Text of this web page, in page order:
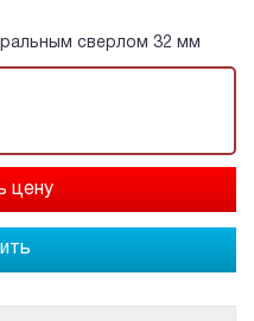
сверлом 32 мм